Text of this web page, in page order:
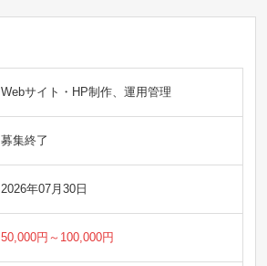
Webサイト・HP制作、運用管理
募集終了
2026年07月30日
50,000円～100,000円